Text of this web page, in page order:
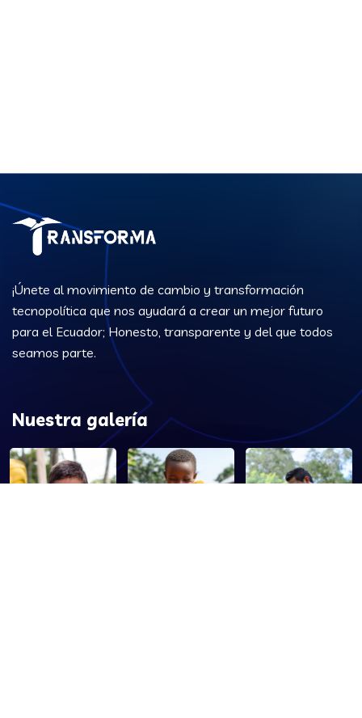
¡Únete al movimiento de cambio y transformación
tecnopolítica que nos ayudará a crear un mejor futuro
para el Ecuador; Honesto, transparente y del que todos
seamos parte.
Nuestra galería